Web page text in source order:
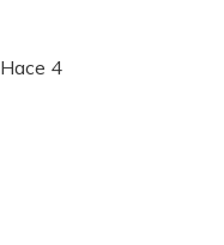
Hace 4